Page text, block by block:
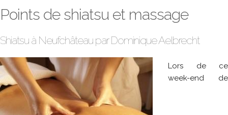
Points de shiatsu et massage
Shiatsu à Neufchâteau par Dominique Aelbrecht
Lors de ce
week-end de